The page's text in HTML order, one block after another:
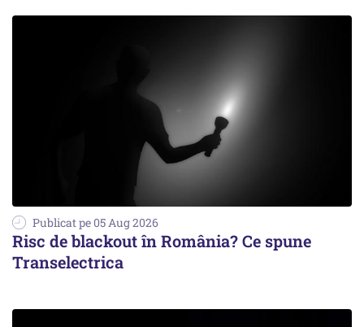
Publicat pe 05 Aug 2026
Risc de blackout în România? Ce spune
Transelectrica